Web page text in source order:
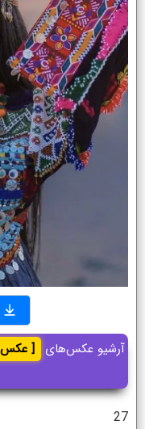
آرشیو عکس‌های
[ عکس
27